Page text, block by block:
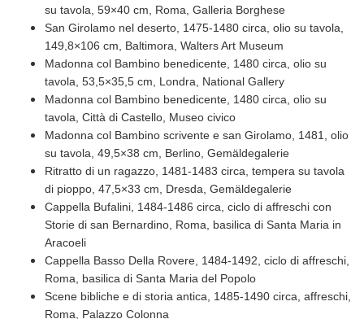
su tavola, 59×40 cm, Roma, Galleria Borghese
San Girolamo nel deserto, 1475-1480 circa, olio su tavola,
149,8×106 cm, Baltimora, Walters Art Museum
Madonna col Bambino benedicente, 1480 circa, olio su
tavola, 53,5×35,5 cm, Londra, National Gallery
Madonna col Bambino benedicente, 1480 circa, olio su
tavola, Città di Castello, Museo civico
Madonna col Bambino scrivente e san Girolamo, 1481, olio
su tavola, 49,5×38 cm, Berlino, Gemäldegalerie
Ritratto di un ragazzo, 1481-1483 circa, tempera su tavola
di pioppo, 47,5×33 cm, Dresda, Gemäldegalerie
Cappella Bufalini, 1484-1486 circa, ciclo di affreschi con
Storie di san Bernardino, Roma, basilica di Santa Maria in
Aracoeli
Cappella Basso Della Rovere, 1484-1492, ciclo di affreschi,
Roma, basilica di Santa Maria del Popolo
Scene bibliche e di storia antica, 1485-1490 circa, affreschi,
Roma, Palazzo Colonna